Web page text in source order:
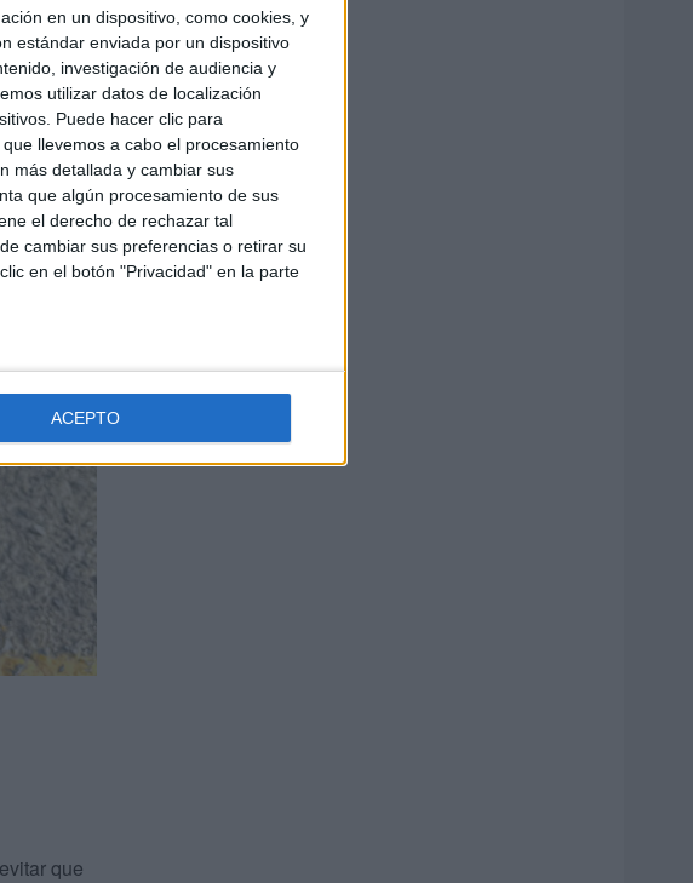
en un dispositivo, como cookies, y
estándar enviada por un dispositivo
investigación de audiencia y
utilizar datos de localización
Puede hacer clic para
llevemos a cabo el procesamiento
más detallada y cambiar sus
que algún procesamiento de sus
el derecho de rechazar tal
cambiar sus preferencias o retirar su
en el botón "Privacidad" en la parte
ACEPTO
que